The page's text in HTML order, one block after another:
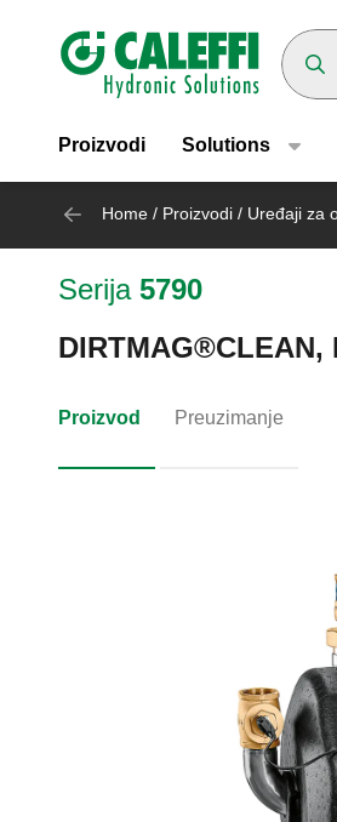
Header main
Proizvodi Solutions
Home / Proizvodi / Uređaji za
Serija 5790
Proizvod Preuzimanje